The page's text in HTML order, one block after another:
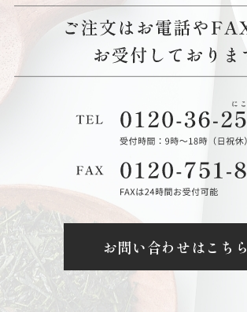
お問い合わせはこちら